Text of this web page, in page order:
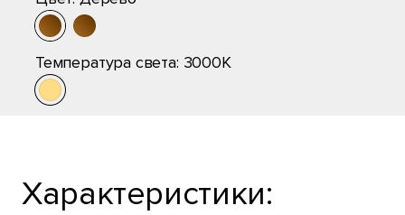
Температура света: 3000K
Характеристики: